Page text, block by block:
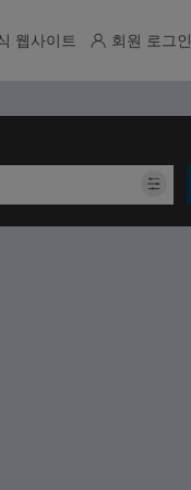
웹사이트 회원 로그인